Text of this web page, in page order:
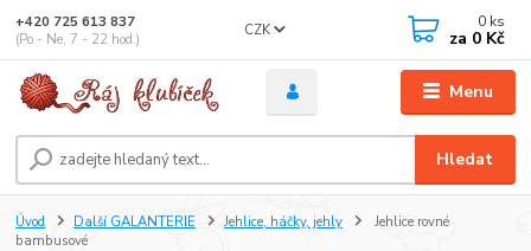
Menu
CZK
Hledat
+420 725 613 837
(Po - Ne, 7 - 22 hod.)
0 ks
za 0 Kč
Úvod Další GALANTERIE Jehlice, háčky, jehly
Jehlice rovné
bambusové